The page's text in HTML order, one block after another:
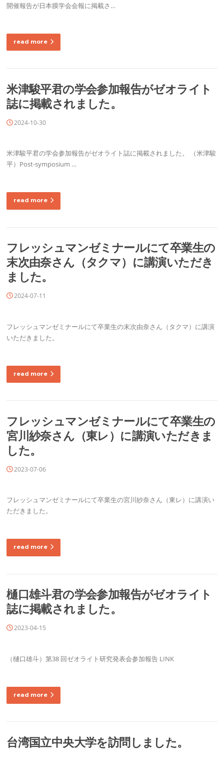
開催報告が日本膜学会会報に掲載さ…
read more
米津駿平君の学会参加報告がゼオライト
誌に掲載されました。
2024-10-30
米津駿平君の学会参加報告がゼオライト誌に掲載されました。 （米津駿
平）Post-symposium …
read more
フレッシュマンゼミナールにて卒業生の
末次由奈さん（タクマ）に講演いただき
ました。
2024-07-11
フレッシュマンゼミナールにて卒業生の末次由奈さん（タクマ）に講演
いただきました。
read more
フレッシュマンゼミナールにて卒業生の
宮川紗奈さん（東レ）に講演いただきま
した。
2023-07-06
フレッシュマンゼミナールにて卒業生の宮川紗奈さん（東レ）に講演い
ただきました。
read more
樋口雄斗君の学会参加報告がゼオライト
誌に掲載されました。
2023-04-15
（樋口雄斗）第38 回ゼオライト研究発表会参加報告 LINK
read more
台湾国立中央大学を訪問しました。